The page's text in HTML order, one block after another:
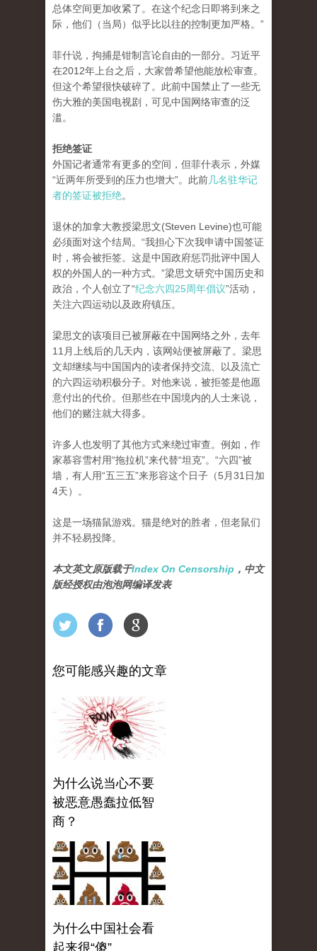
总体空间更加收紧了。在这个纪念日即将到来之
际，他们（当局）似乎比以往的控制更加严格。”
菲什说，拘捕是钳制言论自由的一部分。习近平
在2012年上台之后，大家曾希望他能放松审查。
但这个希望很快破碎了。此前中国禁止了一些无
伤大雅的美国电视剧，可见中国网络审查的泛
滥。
拒绝签证
外国记者通常有更多的空间，但菲什表示，外媒
“近两年所受到的压力也增大”。此前几名驻华记
者的签证被拒绝。
退休的加拿大教授梁思文(Steven Levine)也可能
必须面对这个结局。“我担心下次我申请中国签证
时，将会被拒签。这是中国政府惩罚批评中国人
权的外国人的一种方式。”梁思文研究中国历史和
政治，个人创立了“纪念六四25周年倡议”活动，
关注六四运动以及政府镇压。
梁思文的该项目已被屏蔽在中国网络之外，去年
11月上线后的几天内，该网站便被屏蔽了。梁思
文却继续与中国国内的读者保持交流、以及流亡
的六四运动积极分子。对他来说，被拒签是他愿
意付出的代价。但那些在中国境内的人士来说，
他们的赌注就大得多。
许多人也发明了其他方式来绕过审查。例如，作
家慕容雪村用“拖拉机”来代替“坦克”。“六四”被
墙，有人用“五三五”来形容这个日子（5月31日加
4天）。
这是一场猫鼠游戏。猫是绝对的胜者，但老鼠们
并不轻易投降。
本文英文原版载于Index On Censorship ，中文
版经授权由泡泡网编译发表
您可能感兴趣的文章
为什么说当心不要
被恶意愚蠢拉低智
商？
为什么中国社会看
起来很“傻”